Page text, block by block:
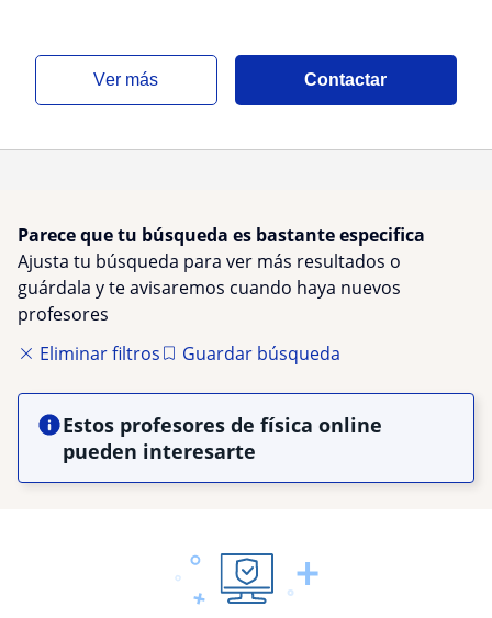
ver más Contactar
Parece que tu búsqueda es bastante especifica
Ajusta tu búsqueda para ver más resultados o
guárdala y te avisaremos cuando haya nuevos
profesores
Eliminar filtros
Guardar búsqueda
Estos profesores de física online
pueden interesarte